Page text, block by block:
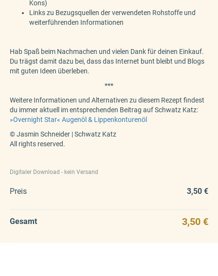
Kons)
Links zu Bezugsquellen der verwendeten Rohstoffe und
weiterführenden Informationen
Hab Spaß beim Nachmachen und vielen Dank für deinen Einkauf.
Du trägst damit dazu bei, dass das Internet bunt bleibt und Blogs
mit guten Ideen überleben.
***
Weitere Informationen und Alternativen zu diesem Rezept findest
du immer aktuell im entsprechenden Beitrag auf Schwatz Katz:
»Overnight Star« Augenöl & Lippenkonturenöl
© Jasmin Schneider | Schwatz Katz
All rights reserved.
Digitaler Download - kein Versand
Preis 3,50 €
Gesamt 3,50 €